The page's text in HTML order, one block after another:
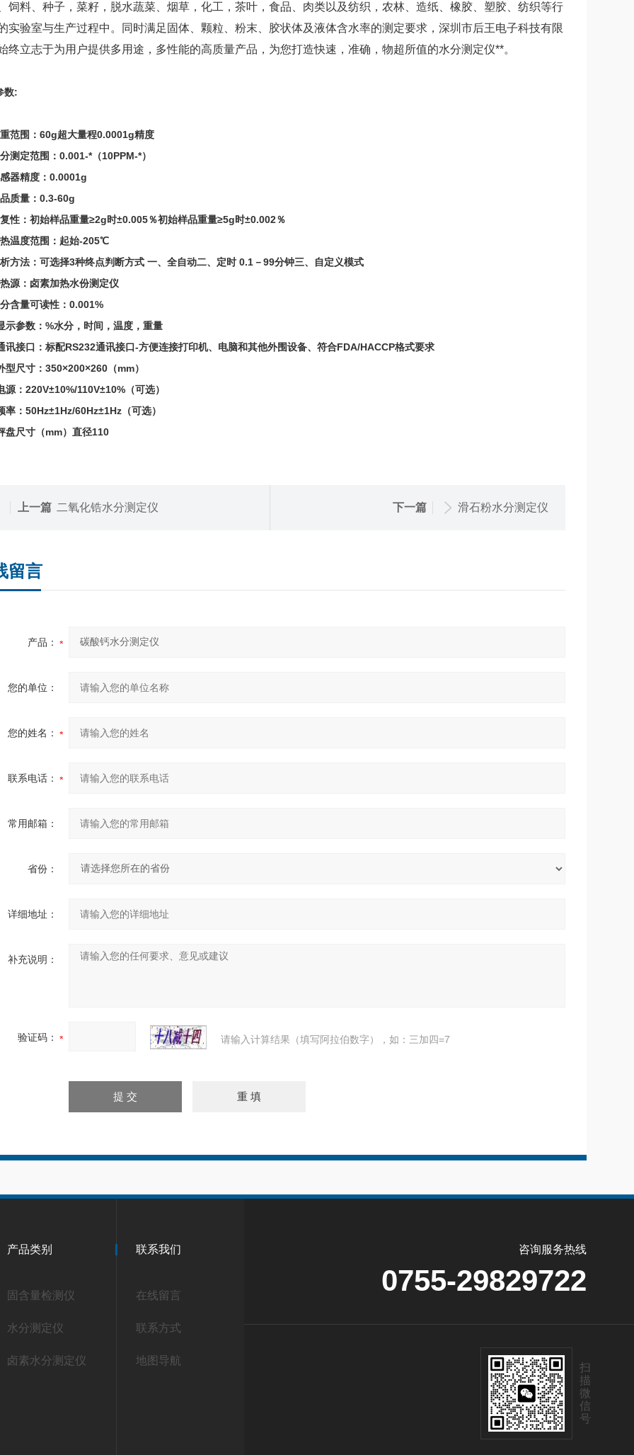
饲料、种子，菜籽，脱水蔬菜、烟草，化工，茶叶，食品、肉类以及纺织，农林、造纸、橡胶、塑胶、纺织等行
实验室与生产过程中。同时满足固体、颗粒、粉末、胶状体及液体含水率的测定要求，深圳市后王电子科技有限
终立志于为用户提供多用途，多性能的高质量产品，为您打造快速，准确，物超所值的水分测定仪**。
数:
范围：60g超大量程0.0001g精度
测定范围：0.001-*（10PPM-*）
器精度：0.0001g
质量：0.3-60g
性：初始样品重量≥2g时±0.005％初始样品重量≥5g时±0.002％
温度范围：起始-205℃
方法：可选择3种终点判断方式 一、全自动二、定时 0.1－99分钟三、自定义模式
源：卤素加热水份测定仪
含量可读性：0.001%
示参数：%水分，时间，温度，重量
讯接口：标配RS232通讯接口-方便连接打印机、电脑和其他外围设备、符合FDA/HACCP格式要求
型尺寸：350×200×260（mm）
源：220V±10%/110V±10%（可选）
率：50Hz±1Hz/60Hz±1Hz（可选）
盘尺寸（mm）直径110
上一篇 二氧化锆水分测定仪 下一篇 滑石粉水分测定仪
留言
产品：
您的单位：
您的姓名：
联系电话：
常用邮箱：
省份：
详细地址：
补充说明：
验证码： 请输入计算结果（填写阿拉伯数字），如：三加四=7
产品类别
固含量检测仪
水分测定仪
卤素水分测定仪
联系我们
在线留言
联系方式
地图导航
咨询服务热线
0755-29829722
扫
描
微
信
号